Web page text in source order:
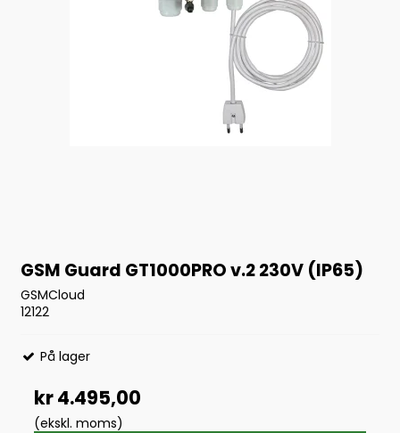
GSM Guard GT1000PRO v.2 230V (IP65)
GSMCloud
12122
På lager
kr 4.495,00
(ekskl. moms)